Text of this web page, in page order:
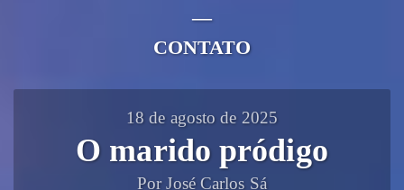
—
CONTATO
18 de agosto de 2025
O marido pródigo
Por José Carlos Sá